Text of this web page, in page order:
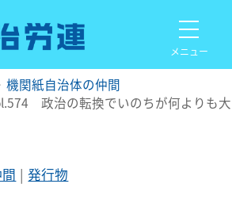
メニュー
機関紙自治体の仲間
政治の転換でいのちが何よりも大
発行物